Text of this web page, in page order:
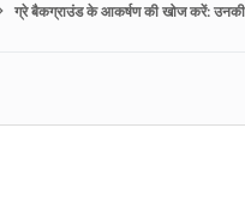
ग्रे बैकग्राउंड के आकर्षण की खोज करें: उनकी